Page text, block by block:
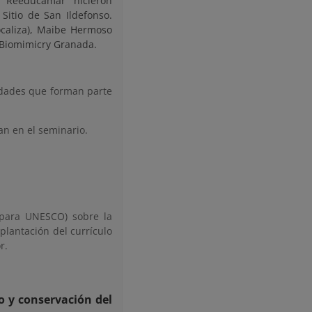
de San Ildefonso.
Maibe Hermoso
Granada.
que forman parte
en el seminario.
UNESCO) sobre la
del currículo
y conservación del